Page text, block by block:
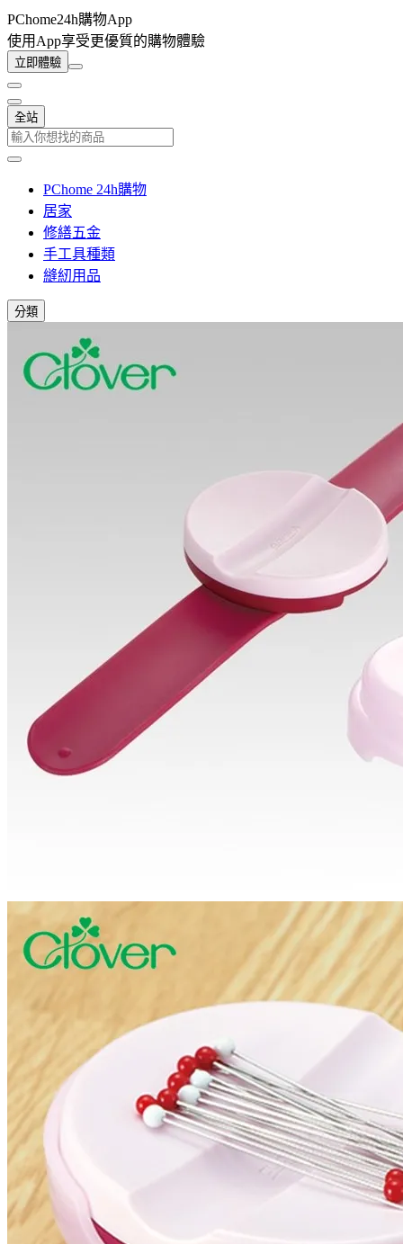
PChome24h購物App
使用App享受更優質的購物體驗
立即體驗
全站
PChome 24h購物
居家
修繕五金
手工具種類
縫紉用品
分類